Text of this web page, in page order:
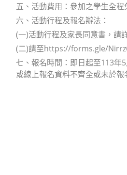
五、活動費用：參加之學生全
六、活動行程及報名辦法：
(一)活動行程及家長同意書，請
(二)請至https://forms.gle/
七、報名時間：即日起至113年
或線上報名資料不齊全或未於